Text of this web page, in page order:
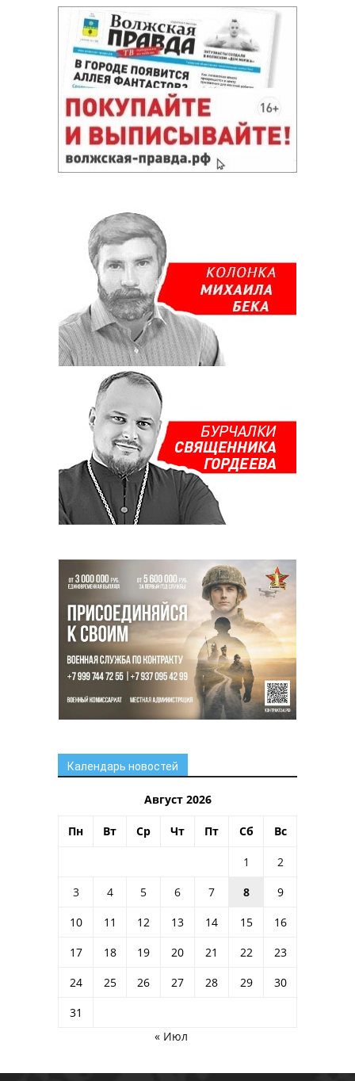
Календарь новостей
Август 2026
Пн Вт Ср Чт Пт Сб Вс
1
2
3
4 5 6 7 8
9
10
11 12 13 14 15
16
17
18 19 20 21 22
23
24
25 26 27 28 29
30
31
« Июл